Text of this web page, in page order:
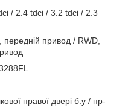
/ 2.4 tdci / 3.2 tdci / 2.3
привод / RWD,
правої двері б.у / пр-